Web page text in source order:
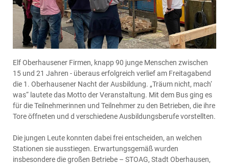
Elf Oberhausener Firmen, knapp 90 junge Menschen zwischen
15 und 21 Jahren - überaus erfolgreich verlief am Freitagabend
die 1. Oberhausener Nacht der Ausbildung. „Träum nicht, mach‘
was“ lautete das Motto der Veranstaltung. Mit dem Bus ging es
für die Teilnehmerinnen und Teilnehmer zu den Betrieben, die ihre
Tore öffneten und d verschiedene Ausbildungsberufe vorstellten.
Die jungen Leute konnten dabei frei entscheiden, an welchen
Stationen sie ausstiegen. Erwartungsgemäß wurden
insbesondere die großen Betriebe – STOAG, Stadt Oberhausen,